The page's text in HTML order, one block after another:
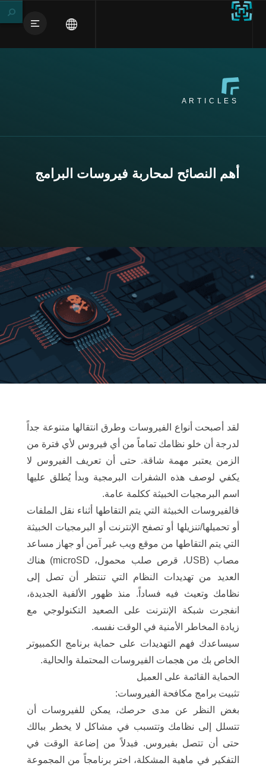
ARTICLES
أهم النصائح لمحاربة فيروسات البرامج
لقد أصبحت أنواع الفيروسات وطرق انتقالها متنوعة جداً
لدرجة أن خلو نظامك تماماً من أي فيروس لأي فترة من
الزمن يعتبر مهمة شاقة. حتى أن تعريف الفيروس لا
يكفي لوصف هذه الشفرات البرمجية وبدأ يُطلق عليها
اسم البرمجيات الخبيثة ككلمة عامة.
فالفيروسات الخبيثة التي يتم التقاطها أثناء نقل الملفات
أو تحميلها/تنزيلها أو تصفح الإنترنت أو البرمجيات الخبيثة
التي يتم التقاطها من موقع ويب غير آمن أو جهاز مساعد
مصاب (USB، قرص صلب محمول، microSD) هناك
العديد من تهديدات النظام التي تنتظر أن تصل إلى
نظامك وتعيث فيه فساداً. منذ ظهور الألفية الجديدة،
انفجرت شبكة الإنترنت على الصعيد التكنولوجي مع
زيادة المخاطر الأمنية في الوقت نفسه.
سيساعدك فهم التهديدات على حماية برنامج الكمبيوتر
الخاص بك من هجمات الفيروسات المحتملة والحالية.
الحماية القائمة على العميل
تثبيت برامج مكافحة الفيروسات:
بغض النظر عن مدى حرصك، يمكن للفيروسات أن
تتسلل إلى نظامك وتتسبب في مشاكل لا يخطر ببالك
حتى أن تتصل بفيروس. فبدلاً من إضاعة الوقت في
التفكير في ماهية المشكلة، اختر برنامجاً من المجموعة